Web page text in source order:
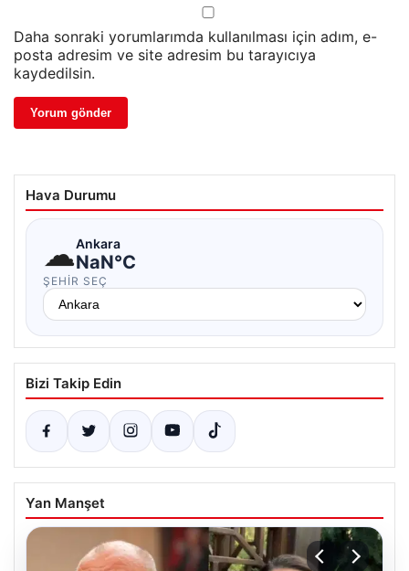
Daha sonraki yorumlarımda kullanılması için adım, e-
posta adresim ve site adresim bu tarayıcıya
kaydedilsin.
Hava Durumu
☁Ankara
NaN°C
ŞEHIR SEÇ
Bizi Takip Edin
Yan Manşet